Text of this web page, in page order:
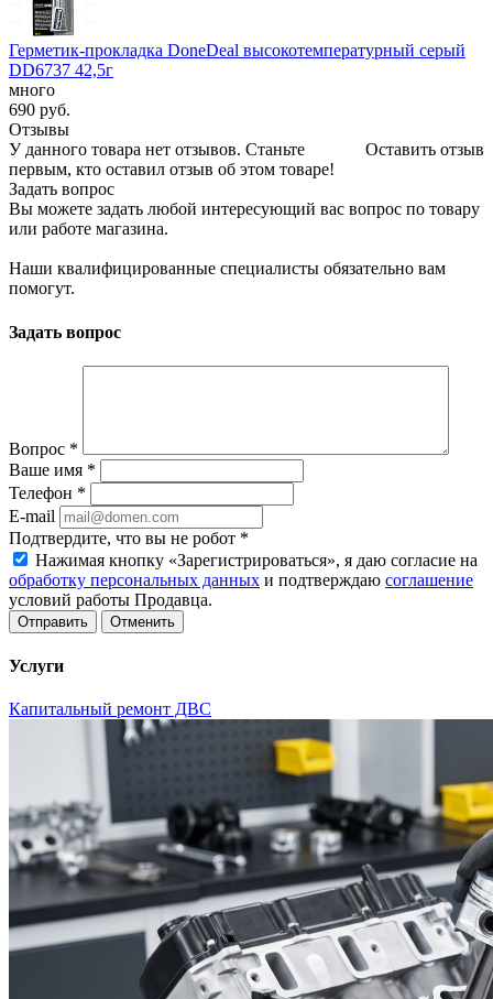
Герметик-прокладка DoneDeal высокотемпературный серый
DD6737 42,5г
много
690 руб.
Отзывы
Оставить отзыв
У данного товара нет отзывов. Станьте
первым, кто оставил отзыв об этом товаре!
Задать вопрос
Вы можете задать любой интересующий вас вопрос по товару
или работе магазина.
Наши квалифицированные специалисты обязательно вам
помогут.
Задать вопрос
Вопрос *
Ваше имя *
Телефон *
E-mail
Подтвердите, что вы не робот *
Нажимая кнопку «Зарегистрироваться», я даю согласие на
обработку персональных данных и подтверждаю соглашение
условий работы Продавца.
Отменить
Услуги
Капитальный ремонт ДВС